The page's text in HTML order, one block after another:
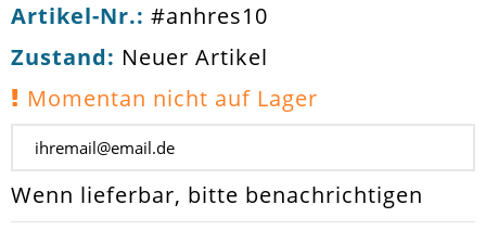
Artikel-Nr.: #anhres10
Zustand: Neuer Artikel
Momentan nicht auf Lager
Wenn lieferbar, bitte benachrichtigen